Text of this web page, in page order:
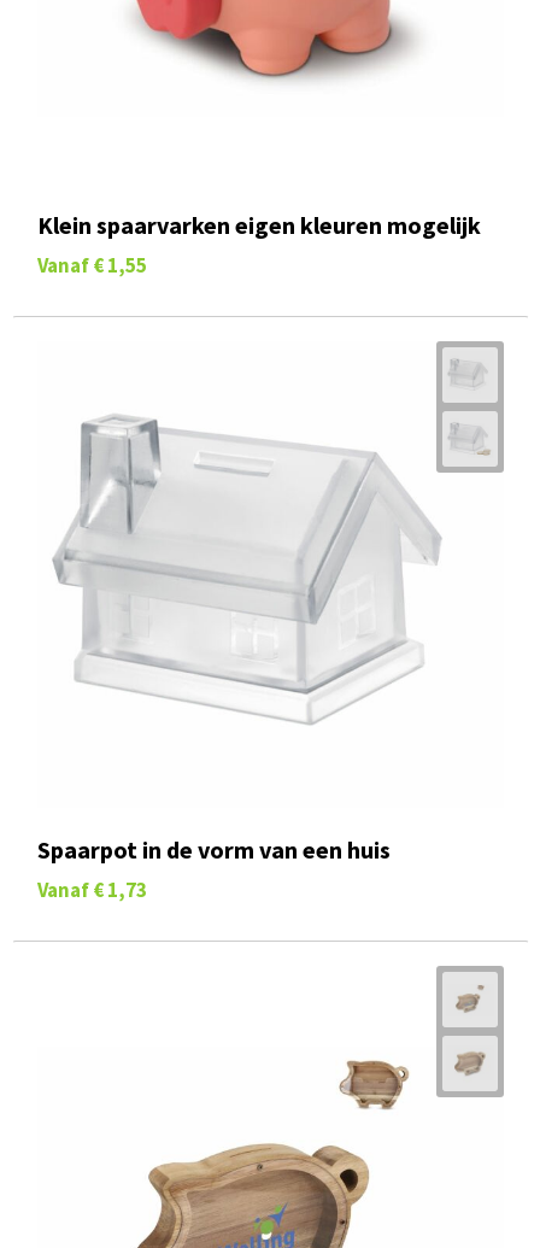
Klein spaarvarken eigen kleuren mogelijk
Vanaf € 1,55
Spaarpot in de vorm van een huis
Vanaf € 1,73